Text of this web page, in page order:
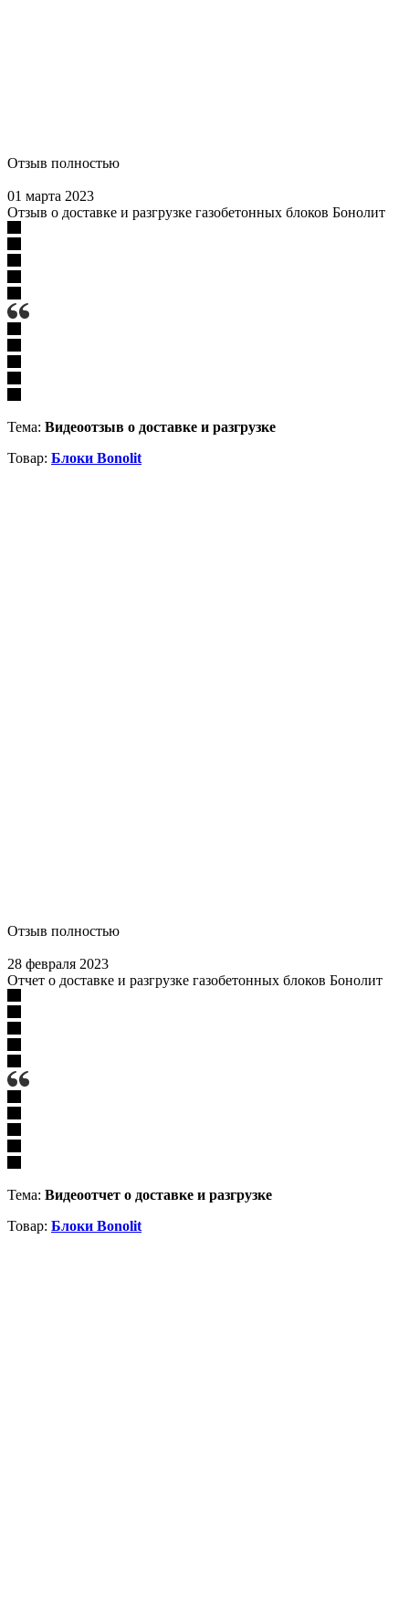
Отзыв полностью
01 марта 2023
Отзыв о доставке и разгрузке газобетонных блоков Бонолит
Тема: Видеоотзыв о доставке и разгрузке
Товар: Блоки Bonolit
Отзыв полностью
28 февраля 2023
Отчет о доставке и разгрузке газобетонных блоков Бонолит
Тема: Видеоотчет о доставке и разгрузке
Товар: Блоки Bonolit